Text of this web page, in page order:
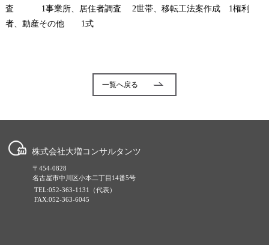
査 1事業所、居住者調査 2世帯、移転工法案作成 1権利
者、動産その他 1式
一覧へ戻る
株式会社大増コンサルタンツ
〒454-0828
名古屋市中川区小本二丁目14番5号
TEL:052-363-1131（代表）
FAX:052-363-6045